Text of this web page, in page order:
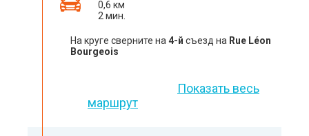
0,6 км
2 мин.
На круге сверните на 4-й съезд на Rue Léon
Bourgeois
Показать весь
маршрут